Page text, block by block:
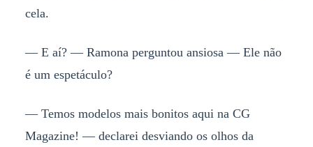
cela.
— E aí? — Ramona perguntou ansiosa — Ele não
é um espetáculo?
— Temos modelos mais bonitos aqui na CG
Magazine! — declarei desviando os olhos da